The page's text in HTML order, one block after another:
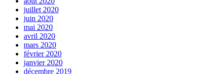
juillet 2020
juin 2020
mai 2020
avril 2020
mars 2020
février 2020
janvier 2020
décembre 2019